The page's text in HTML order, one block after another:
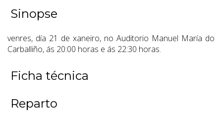
Sinopse
venres, día 21 de xaneiro, no Auditorio Manuel María do
Carballiño, ás 20:00 horas e ás 22:30 horas.
Ficha técnica
Reparto